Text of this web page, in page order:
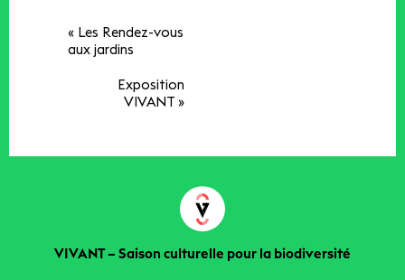
«Les Rendez-vous
aux jardins
Exposition
VIVANT »
VIVANT – Saison culturelle pour la biodiversité